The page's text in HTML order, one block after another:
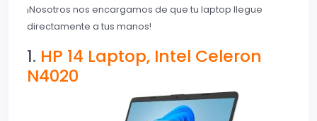
¡Nosotros nos encargamos de que tu laptop llegue
directamente a tus manos!
1. HP 14 Laptop, Intel Celeron
N4020